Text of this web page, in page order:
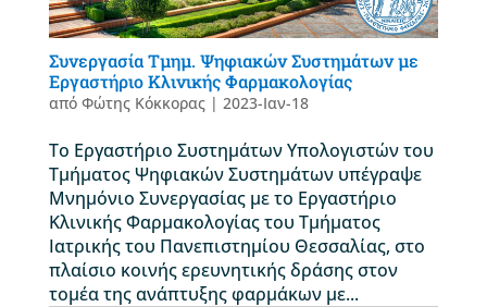
Συνεργασία Τμημ. Ψηφιακών Συστημάτων με
Εργαστήριο Κλινικής Φαρμακολογίας
από Φώτης Κόκκορας| 2023-Ιαν-18
Το Εργαστήριο Συστημάτων Υπολογιστών του
Τμήματος Ψηφιακών Συστημάτων υπέγραψε
Μνημόνιο Συνεργασίας με το Εργαστήριο
Κλινικής Φαρμακολογίας του Τμήματος
Ιατρικής του Πανεπιστημίου Θεσσαλίας, στο
πλαίσιο κοινής ερευνητικής δράσης στον
τομέα της ανάπτυξης φαρμάκων με...